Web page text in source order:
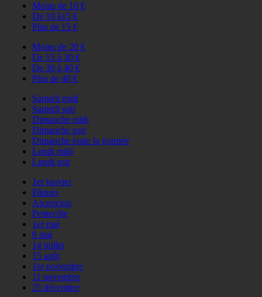
Moins de 10 €
De 10 à15 €
Plus de 15 €
Moins de 20 €
De 15 à 30 €
De 30 à 40 €
Plus de 40 €
Samedi midi
Samedi soir
Dimanche midi
Dimanche soir
Dimanche toute la journée
Lundi midi
Lundi soir
1er janvier
Pâques
Ascencion
Pentecôte
1er mai
8 mai
14 juillet
15 août
1er novembre
11 novembre
25 décembre